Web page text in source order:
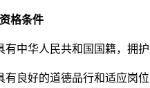
格条件
华人民共和国国籍，拥护
好的道德品行和适应岗位